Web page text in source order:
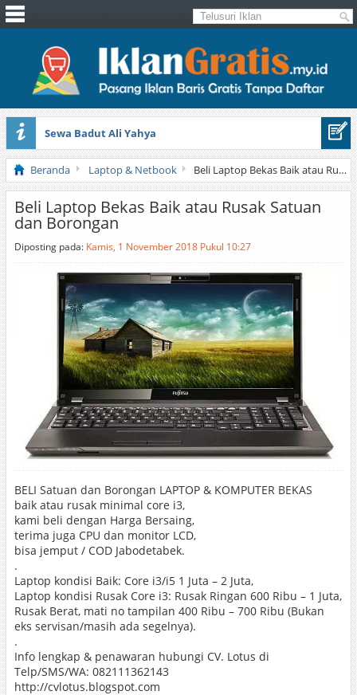
Sewa Badut Ali Yahya
Honda Brio 1.3 E AT CBU 2012 Putih
Beranda Laptop & Netbook Beli Laptop Bekas Baik atau Rusak Satuan dan Borongan
Beli Laptop Bekas Baik atau Rusak Satuan
dan Borongan
Diposting pada: Kamis, 1 November 2018 Pukul 10:27
BELI Satuan dan Borongan LAPTOP & KOMPUTER BEKAS
baik atau rusak minimal core i3,
kami beli dengan Harga Bersaing,
terima juga CPU dan monitor LCD,
bisa jemput / COD Jabodetabek.
.
Laptop kondisi Baik: Core i3/i5 1 Juta – 2 Juta,
Laptop kondisi Rusak Core i3: Rusak Ringan 600 Ribu – 1 Juta,
Rusak Berat, mati no tampilan 400 Ribu – 700 Ribu (Bukan
eks servisan/masih ada segelnya).
.
Info lengkap & penawaran hubungi CV. Lotus di
Telp/SMS/WA: 082111362143
http://cvlotus.blogspot.com